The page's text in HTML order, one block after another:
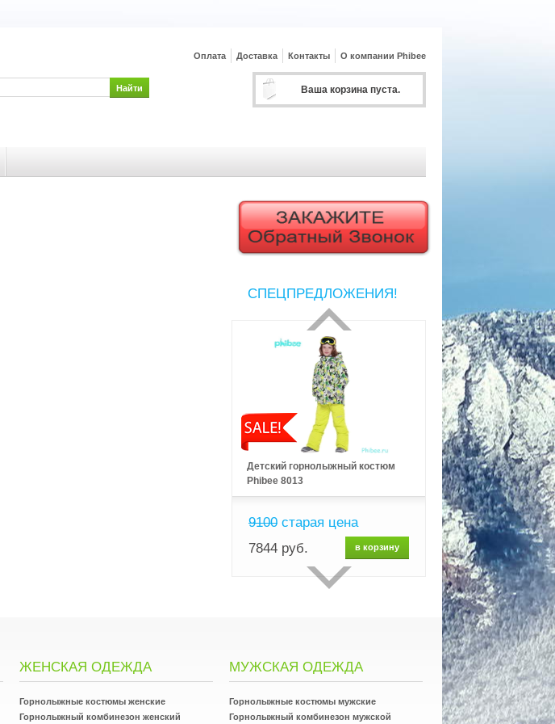
Оплата Доставка Контакты О компании Phibee
Ваша корзина пуста.
СПЕЦПРЕДЛОЖЕНИЯ!
Детский горнолыжный костюм
Phibee 8013
9100 старая цена
7844 руб.
в корзину
ЖЕНСКАЯ ОДЕЖДА
Горнолыжные костюмы женские
Горнолыжный комбинезон женский
МУЖСКАЯ ОДЕЖДА
Горнолыжные костюмы мужские
Горнолыжный комбинезон мужской